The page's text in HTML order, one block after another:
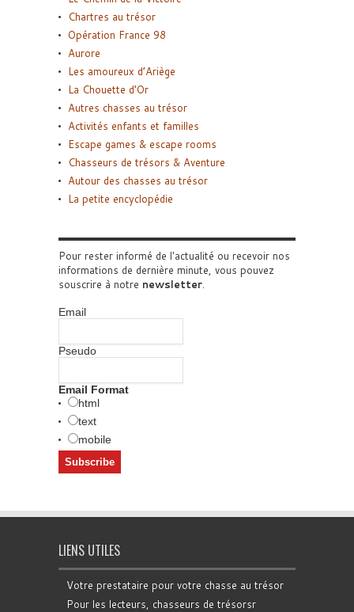
Chartres au trésor
Opération France 98
Aurore
Les amoureux d’Ariège
La Chouette d’Or
Autres chasses au trésor
Activités enfants et familles
Escape games & escape rooms
Chasseurs de trésors & Aventure
Autour des chasses au trésor
La petite encyclopédie
Pour rester informé de l'actualité ou recevoir nos
informations de dernière minute, vous pouvez
souscrire à notre newsletter.
Email
Pseudo
Email Format
html
text
mobile
LIENS UTILES
Votre prestataire pour votre chasse au trésor
Pour les lecteurs, chasseurs de trésorsr